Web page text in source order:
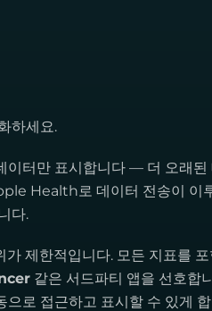
하세요.
이터만 표시합니다 — 더 오래된
Health로 데이터 전송이 이
다.
제한적입니다. 모든 지표를 포
같은 서드파티 앱을 선호합
로 접근하고 표시할 수 있게